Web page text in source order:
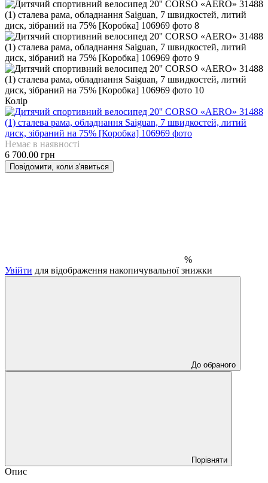
Колір
Немає в наявності
6 700.00 грн
Повідомити, коли з'явиться
%
Увійти для відображення накопичувальної знижки
До обраного
Порівняти
Опис